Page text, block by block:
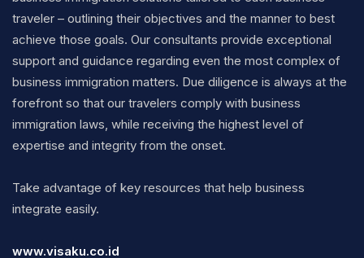
traveler – outlining their objectives and the manner to best
achieve those goals. Our consultants provide exceptional
support and guidance regarding even the most complex of
business immigration matters. Due diligence is always at the
forefront so that our travelers comply with business
immigration laws, while receiving the highest level of
expertise and integrity from the onset.
Take advantage of key resources that help business
integrate easily.
www.visaku.co.id